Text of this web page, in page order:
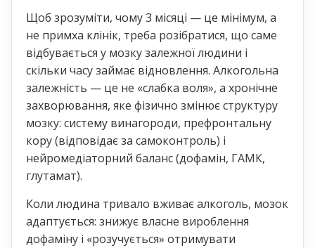
Щоб зрозуміти, чому 3 місяці — це мінімум, а
не примха клінік, треба розібратися, що саме
відбувається у мозку залежної людини і
скільки часу займає відновлення. Алкогольна
залежність — це не «слабка воля», а хронічне
захворювання, яке фізично змінює структуру
мозку: систему винагороди, префронтальну
кору (відповідає за самоконтроль) і
нейромедіаторний баланс (дофамін, ГАМК,
глутамат).
Коли людина тривало вживає алкоголь, мозок
адаптується: знижує власне вироблення
дофаміну і «розучується» отримувати